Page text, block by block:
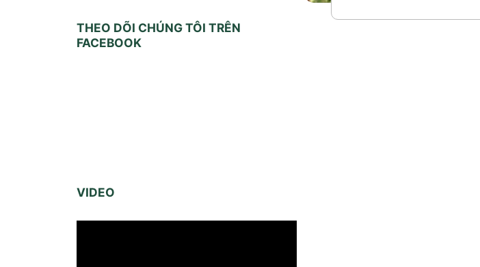
THEO DÕI CHÚNG TÔI TRÊN
FACEBOOK
VIDEO